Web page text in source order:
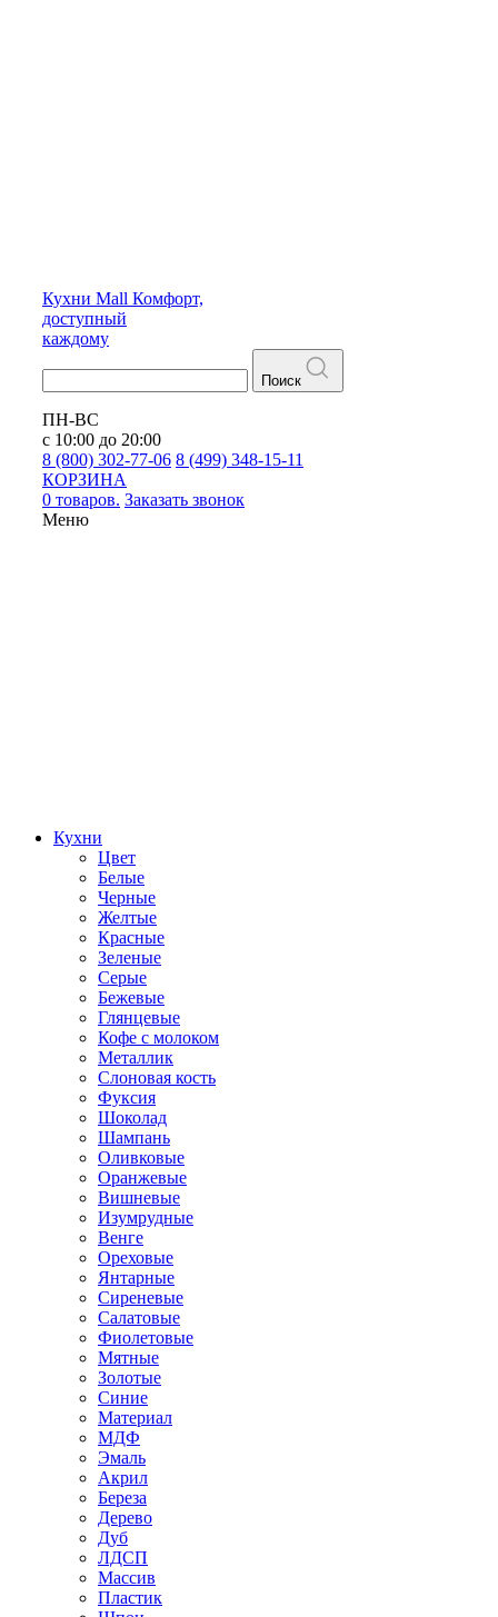
Кухни Mall Комфорт,
доступный
каждому
Поиск
ПН-ВС
с 10:00 до 20:00
8 (800) 302-77-06 8 (499) 348-15-11
КОРЗИНА
0 товаров. Заказать звонок
Меню
Кухни
Цвет
Белые
Черные
Желтые
Красные
Зеленые
Серые
Бежевые
Глянцевые
Кофе с молоком
Металлик
Слоновая кость
Фуксия
Шоколад
Шампань
Оливковые
Оранжевые
Вишневые
Изумрудные
Венге
Ореховые
Янтарные
Сиреневые
Салатовые
Фиолетовые
Мятные
Золотые
Синие
Материал
МДФ
Эмаль
Акрил
Береза
Дерево
Дуб
ЛДСП
Массив
Пластик